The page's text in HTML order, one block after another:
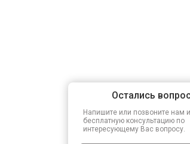
Остались
Напишите или позвоните нам
бесплатную консультацию по
интересующему Вас вопросу.